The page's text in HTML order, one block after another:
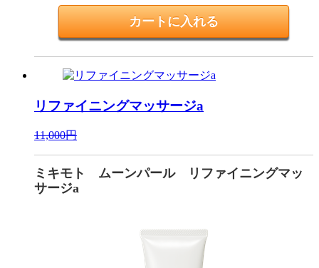
リファイニングマッサージa
11,000円
ミキモト ムーンパール リファイニングマッ
サージa